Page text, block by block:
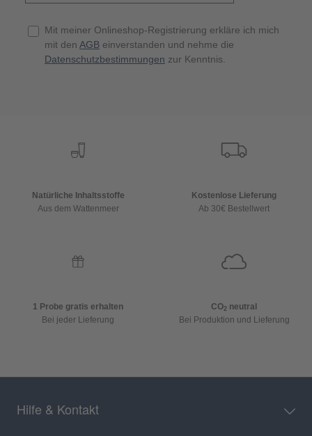
Mit meiner Onlineshop-Registrierung erkläre ich mich
mit den AGB einverstanden und nehme die
Datenschutzbestimmungen zur Kenntnis.
Natürliche Inhaltsstoffe
Aus dem Wattenmeer
Kostenlose Lieferung
Ab 30€ Bestellwert
1 Probe gratis erhalten
Bei jeder Lieferung
CO2 neutral
Bei Produktion und Lieferung
Hilfe & Kontakt